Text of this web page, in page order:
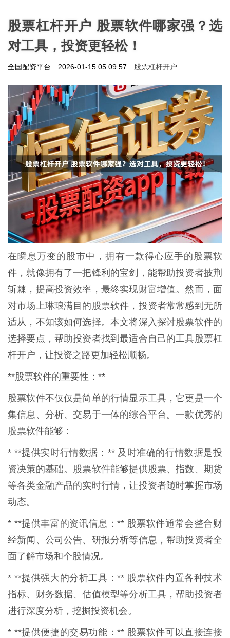
股票杠杆开户 股票软件哪家强？选
对工具，投资更轻松！
全国配资平台 2026-01-15 05:09:57 股票杠杆开户
在瞬息万变的股市中，拥有一款得心应手的股票软
件，就像拥有了一把锋利的宝剑，能帮助投资者披荆
斩棘，提高投资效率，最终实现财富增值。然而，面
对市场上琳琅满目的股票软件，投资者常常感到无所
适从，不知该如何选择。本文将深入探讨股票软件的
选择要点，帮助投资者找到最适合自己的工具股票杠
杆开户，让投资之路更加轻松顺畅。
**股票软件的重要性：**
股票软件不仅仅是简单的行情显示工具，它更是一个
集信息、分析、交易于一体的综合平台。一款优秀的
股票软件能够：
* **提供实时行情数据：** 及时准确的行情数据是投
资决策的基础。股票软件能够提供股票、指数、期货
等各类金融产品的实时行情，让投资者随时掌握市场
动态。
* **提供丰富的资讯信息：** 股票软件通常会整合财
经新闻、公司公告、研报分析等信息，帮助投资者全
面了解市场和个股情况。
* **提供强大的分析工具：** 股票软件内置各种技术
指标、财务数据、估值模型等分析工具，帮助投资者
进行深度分析，挖掘投资机会。
* **提供便捷的交易功能：** 股票软件可以直接连接